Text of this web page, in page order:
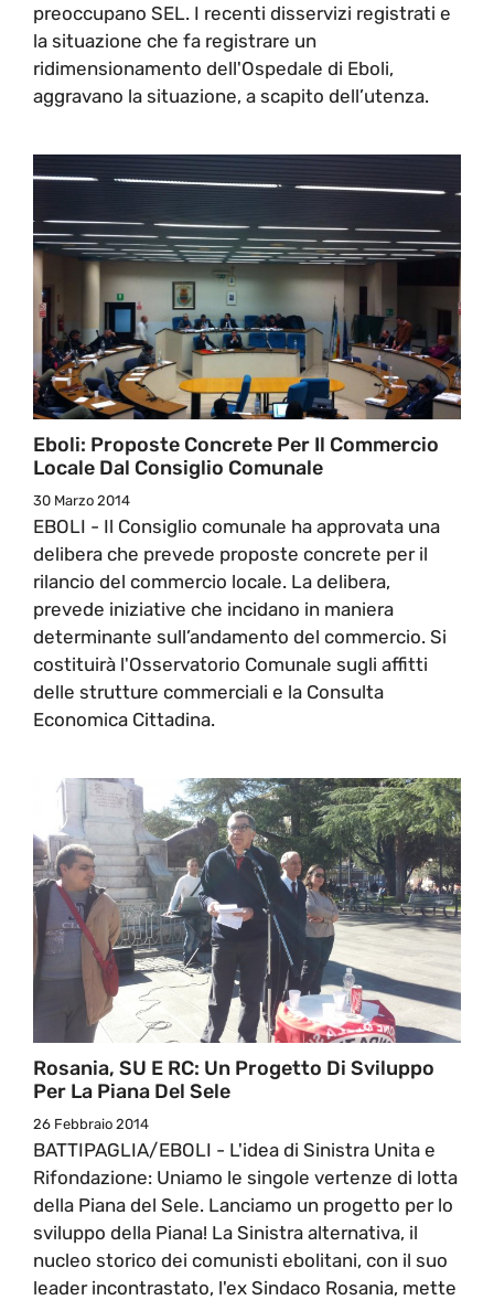
preoccupano SEL. I recenti disservizi registrati e
la situazione che fa registrare un
ridimensionamento dell'Ospedale di Eboli,
aggravano la situazione, a scapito dell’utenza.
Eboli: Proposte Concrete Per Il Commercio
Locale Dal Consiglio Comunale
30 Marzo 2014
EBOLI - Il Consiglio comunale ha approvata una
delibera che prevede proposte concrete per il
rilancio del commercio locale. La delibera,
prevede iniziative che incidano in maniera
determinante sull’andamento del commercio. Si
costituirà l'Osservatorio Comunale sugli affitti
delle strutture commerciali e la Consulta
Economica Cittadina.
Rosania, SU E RC: Un Progetto Di Sviluppo
Per La Piana Del Sele
26 Febbraio 2014
BATTIPAGLIA/EBOLI - L'idea di Sinistra Unita e
Rifondazione: Uniamo le singole vertenze di lotta
della Piana del Sele. Lanciamo un progetto per lo
sviluppo della Piana! La Sinistra alternativa, il
nucleo storico dei comunisti ebolitani, con il suo
leader incontrastato, l'ex Sindaco Rosania, mette